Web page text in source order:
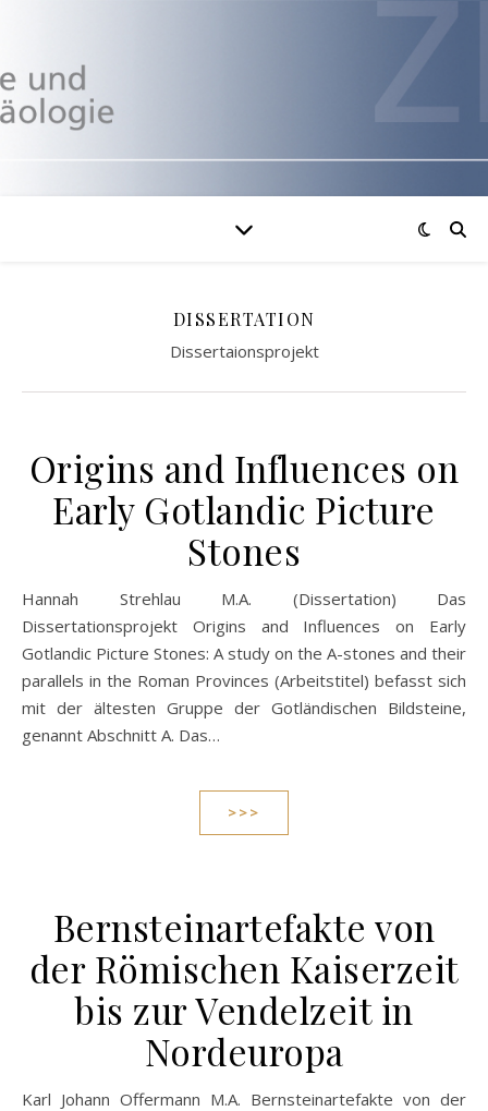
DISSERTATION
Dissertaionsprojekt
Origins and Influences on
Early Gotlandic Picture
Stones
Hannah Strehlau M.A. (Dissertation) Das
Dissertationsprojekt Origins and Influences on Early
Gotlandic Picture Stones: A study on the A-stones and their
parallels in the Roman Provinces (Arbeitstitel) befasst sich
mit der ältesten Gruppe der Gotländischen Bildsteine,
genannt Abschnitt A. Das…
>>>
Bernsteinartefakte von
der Römischen Kaiserzeit
bis zur Vendelzeit in
Nordeuropa
Karl Johann Offermann M.A. Bernsteinartefakte von der